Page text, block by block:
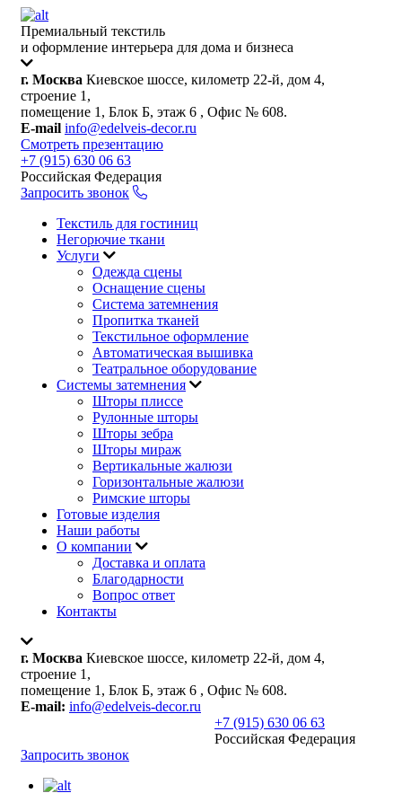
Премиальный текстиль
и оформление интерьера для дома и бизнеса
г. Москва Киевское шоссе, километр 22-й, дом 4,
строение 1,
помещение 1, Блок Б, этаж 6 , Офис № 608.
E-mail info@edelveis-decor.ru
Смотреть презентацию
+7 (915) 630 06 63
Российская Федерация
Запросить звонок
Текстиль для гостиниц
Негорючие ткани
Услуги
Одежда сцены
Оснащение сцены
Система затемнения
Пропитка тканей
Текстильное оформление
Автоматическая вышивка
Театральное оборудование
Системы затемнения
Шторы плиссе
Рулонные шторы
Шторы зебра
Шторы мираж
Вертикальные жалюзи
Горизонтальные жалюзи
Римские шторы
Готовые изделия
Наши работы
О компании
Доставка и оплата
Благодарности
Вопрос ответ
Контакты
г. Москва Киевское шоссе, километр 22-й, дом 4,
строение 1,
помещение 1, Блок Б, этаж 6 , Офис № 608.
E-mail: info@edelveis-decor.ru
+7 (915) 630 06 63
Российская Федерация
Запросить звонок